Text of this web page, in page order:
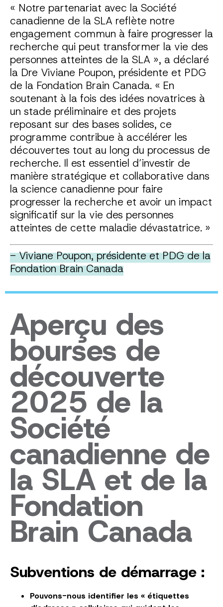
« Notre partenariat avec la Société
canadienne de la SLA reflète notre
engagement commun à faire progresser la
recherche qui peut transformer la vie des
personnes atteintes de la SLA », a déclaré
la Dre Viviane Poupon, présidente et PDG
de la Fondation Brain Canada. « En
soutenant à la fois des idées novatrices à
un stade préliminaire et des projets
reposant sur des bases solides, ce
programme contribue à accélérer les
découvertes tout au long du processus de
recherche. Il est essentiel d’investir de
manière stratégique et collaborative dans
la science canadienne pour faire
progresser la recherche et avoir un impact
significatif sur la vie des personnes
atteintes de cette maladie dévastatrice. »
-Viviane Poupon, présidente et PDG de la
Fondation Brain Canada
Aperçu des
bourses de
découverte
2025 de la
Société
canadienne de
la SLA et de la
Fondation
Brain Canada
Subventions de démarrage :
Pouvons-nous identifier les « étiquettes